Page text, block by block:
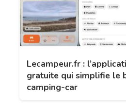
Lecampeur.fr :
gratuite qui simplifie le
camping-car